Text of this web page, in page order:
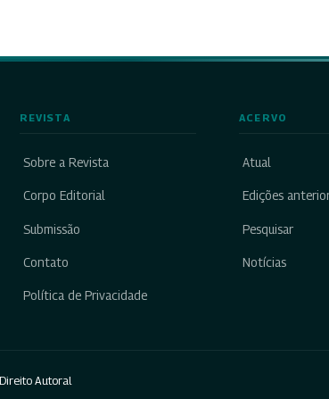
REVISTA
Sobre a Revista
Corpo Editorial
Submissão
Contato
Política de Privacidade
ACERVO
Atual
Edições
Pesquisar
Notícias
Autoral